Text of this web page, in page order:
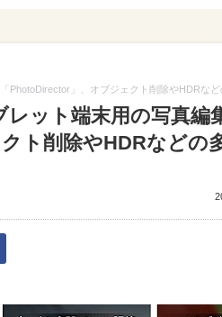
PhotoDirector」、オブジェクト削除やHDRな
ット端末用の写真編
ト削除やHDRなどの